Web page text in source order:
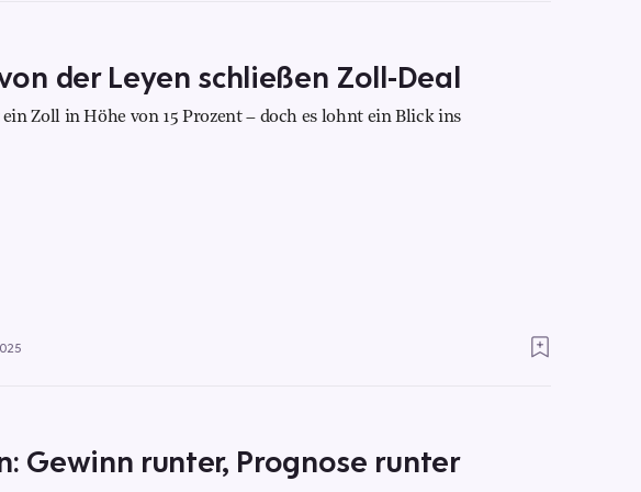
der Leyen schließen Zoll-Deal
Zoll in Höhe von 15 Prozent – doch es lohnt ein Blick ins
Gewinn runter, Prognose runter